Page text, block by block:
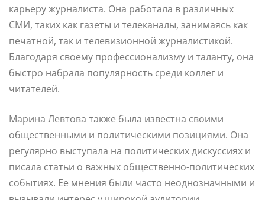
карьеру журналиста. Она работала в различных
СМИ, таких как газеты и телеканалы, занимаясь как
печатной, так и телевизионной журналистикой.
Благодаря своему профессионализму и таланту, она
быстро набрала популярность среди коллег и
читателей.
Марина Левтова также была известна своими
общественными и политическими позициями. Она
регулярно выступала на политических дискуссиях и
писала статьи о важных общественно-политических
событиях. Ее мнения были часто неоднозначными и